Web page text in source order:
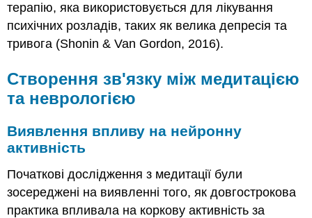
терапію, яка використовується для лікування
психічних розладів, таких як велика депресія та
тривога (Shonin & Van Gordon, 2016).
Створення зв'язку між медитацією
та неврологією
Виявлення впливу на нейронну
активність
Початкові дослідження з медитації були
зосереджені на виявленні того, як довгострокова
практика впливала на коркову активність за